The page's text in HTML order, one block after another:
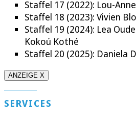
Staffel 17 (2022): Lou-
Staffel 18 (2023): Vivien
Staffel 19 (2024): Lea
Kokoú Kothé
Staffel 20 (2025): Daniela
ANZEIGE X
SERVICES